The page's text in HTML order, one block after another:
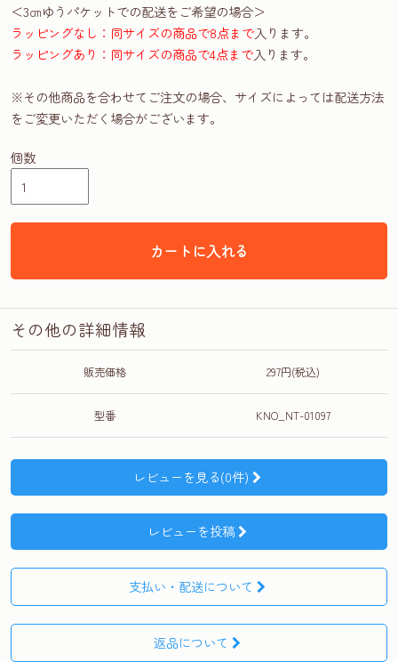
＜3㎝ゆうパケットでの配送をご希望の場合＞
ラッピングなし：同サイズの商品で8点まで入ります。
ラッピングあり：同サイズの商品で4点まで入ります。
※その他商品を合わせてご注文の場合、サイズによっては配送方法
をご変更いただく場合がございます。
個数
カートに入れる
その他の詳細情報
販売価格 297円(税込)
型番 KNO_NT-01097
レビューを見る(0件)
レビューを投稿
支払い・配送について
返品について